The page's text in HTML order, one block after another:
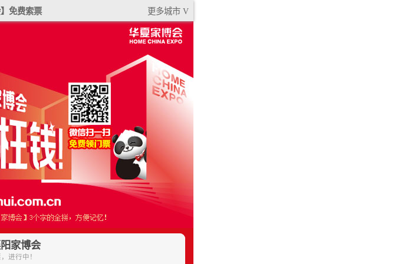
免费索票 更多城市 V
家博会
进行中！